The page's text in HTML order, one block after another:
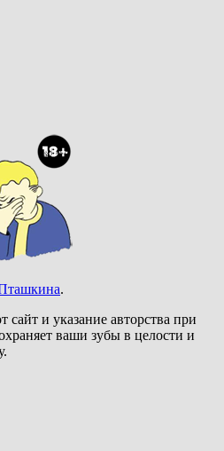
.
сайт и указание авторства при
ваши зубы в целости и